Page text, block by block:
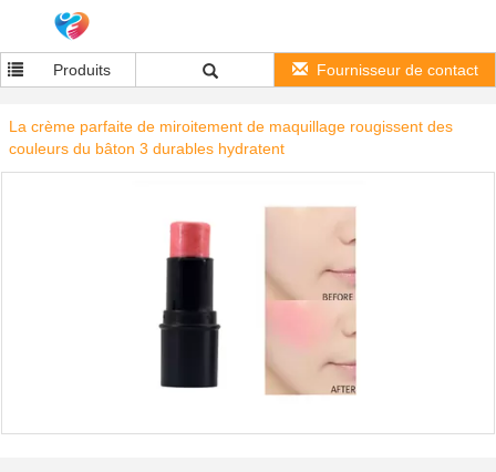
Produits Fournisseur de contact
La crème parfaite de miroitement de maquillage rougissent des
couleurs du bâton 3 durables hydratent